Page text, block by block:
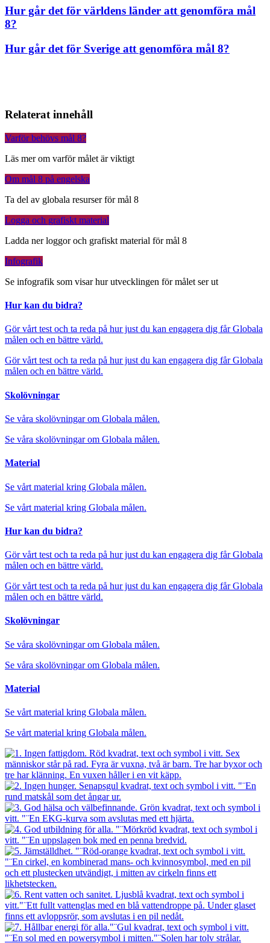
Hur går det för världens länder att genomföra mål
8?
Hur går det för Sverige att genomföra mål 8?
Relaterat innehåll
Varför behövs mål 8?
Läs mer om varför målet är viktigt
Om mål 8 på engelska
Ta del av globala resurser för mål 8
Logga och grafiskt material
Ladda ner loggor och grafiskt material för mål 8
Infografik
Se infografik som visar hur utvecklingen för målet ser ut
Hur kan du bidra?
Gör vårt test och ta reda på hur just du kan engagera dig får Globala
målen och en bättre värld.
Gör vårt test och ta reda på hur just du kan engagera dig får Globala
målen och en bättre värld.
Skolövningar
Se våra skolövningar om Globala målen.
Se våra skolövningar om Globala målen.
Material
Se vårt material kring Globala målen.
Se vårt material kring Globala målen.
Hur kan du bidra?
Gör vårt test och ta reda på hur just du kan engagera dig får Globala
målen och en bättre värld.
Gör vårt test och ta reda på hur just du kan engagera dig får Globala
målen och en bättre värld.
Skolövningar
Se våra skolövningar om Globala målen.
Se våra skolövningar om Globala målen.
Material
Se vårt material kring Globala målen.
Se vårt material kring Globala målen.